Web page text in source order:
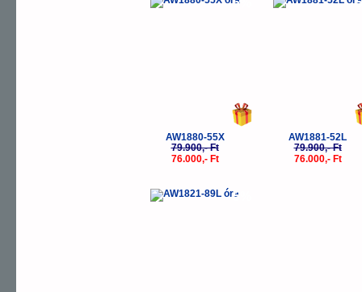
-5%
AW1880-55X
79.900,- Ft
76.000,- Ft
-
AW1881-52L
79.900,- Ft
76.000,- Ft
-5%